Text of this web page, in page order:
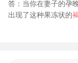
答：当你在妻子的孕
出现了这种果冻状的